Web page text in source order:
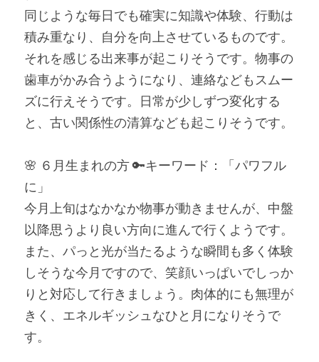
同じような毎日でも確実に知識や体験、行動は
積み重なり、自分を向上させているものです。
それを感じる出来事が起こりそうです。物事の
歯車がかみ合うようになり、連絡などもスムー
ズに行えそうです。日常が少しずつ変化する
と、古い関係性の清算なども起こりそうです。
🌸 ６月生まれの方 🔑キーワード：「パワフル
に」
今月上旬はなかなか物事が動きませんが、中盤
以降思うより良い方向に進んで行くようです。
また、パっと光が当たるような瞬間も多く体験
しそうな今月ですので、笑顔いっぱいでしっか
りと対応して行きましょう。肉体的にも無理が
きく、エネルギッシュなひと月になりそうで
す。